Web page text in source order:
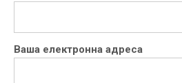
Ваша електронна адреса